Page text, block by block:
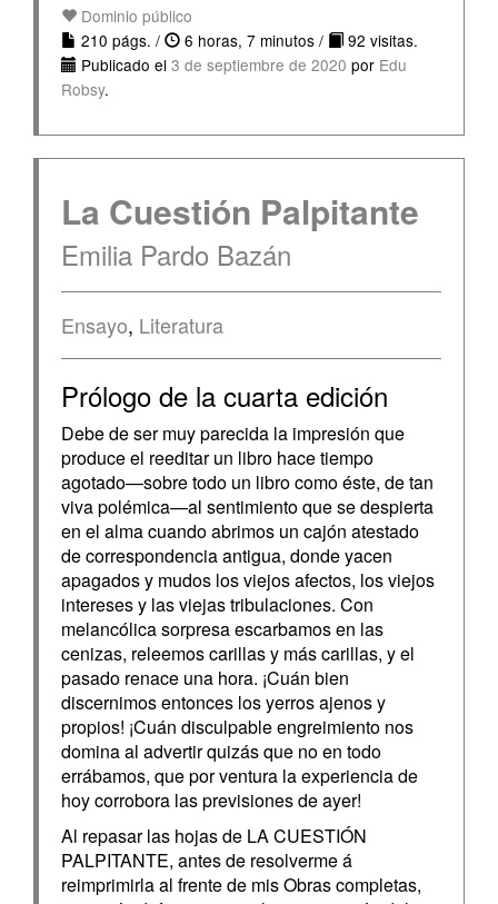
Dominio público
210 págs. /
6 horas, 7 minutos /
92 visitas.
Publicado el 3 de septiembre de 2020 por Edu
Robsy.
La Cuestión Palpitante
Emilia Pardo Bazán
Ensayo, Literatura
Prólogo de la cuarta edición
Debe de ser muy parecida la impresión que
produce el reeditar un libro hace tiempo
agotado—sobre todo un libro como éste, de tan
viva polémica—al sentimiento que se despierta
en el alma cuando abrimos un cajón atestado
de correspondencia antigua, donde yacen
apagados y mudos los viejos afectos, los viejos
intereses y las viejas tribulaciones. Con
melancólica sorpresa escarbamos en las
cenizas, releemos carillas y más carillas, y el
pasado renace una hora. ¡Cuán bien
discernimos entonces los yerros ajenos y
propios! ¡Cuán disculpable engreimiento nos
domina al advertir quizás que no en todo
errábamos, que por ventura la experiencia de
hoy corrobora las previsiones de ayer!
Al repasar las hojas de LA CUESTIÓN
PALPITANTE, antes de resolverme á
reimprimirla al frente de mis Obras completas,